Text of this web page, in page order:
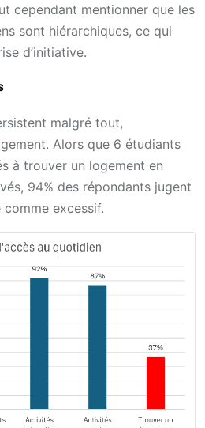
cependant mentionner que les
sont hiérarchiques, ce qui
d’initiative.
malgré tout,
Alors que 6 étudiants
à trouver un logement en
94% des répondants jugent
excessif.